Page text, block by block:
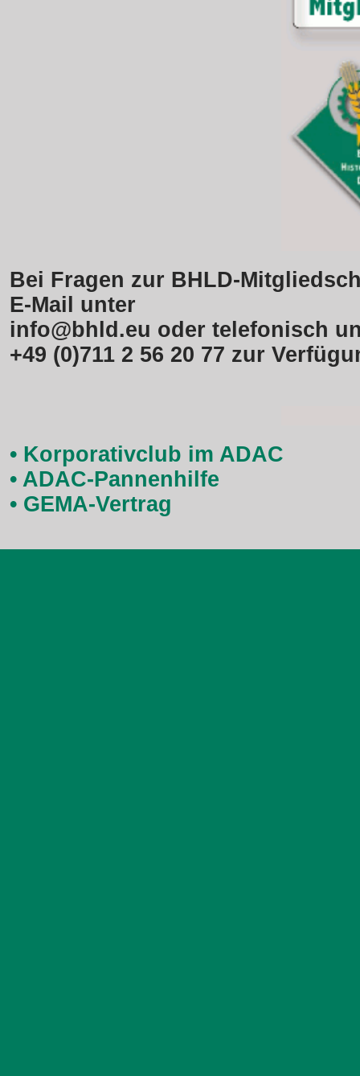
Bei Fragen zur BHLD-
E-Mail unter
info@bhld.eu oder telefonisch
+49 (0)711 2 56 20 77 zur
• Korporativclub im ADAC
• ADAC-Pannenhilfe
• GEMA-Vertrag